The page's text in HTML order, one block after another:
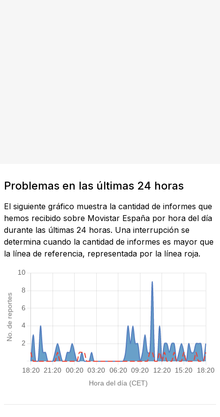
Problemas en las últimas 24 horas
El siguiente gráfico muestra la cantidad de informes que
hemos recibido sobre Movistar España por hora del día
durante las últimas 24 horas. Una interrupción se
determina cuando la cantidad de informes es mayor que
la línea de referencia, representada por la línea roja.